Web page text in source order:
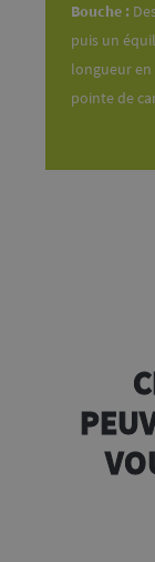
Bouche :
puis un
longueur
pointe de